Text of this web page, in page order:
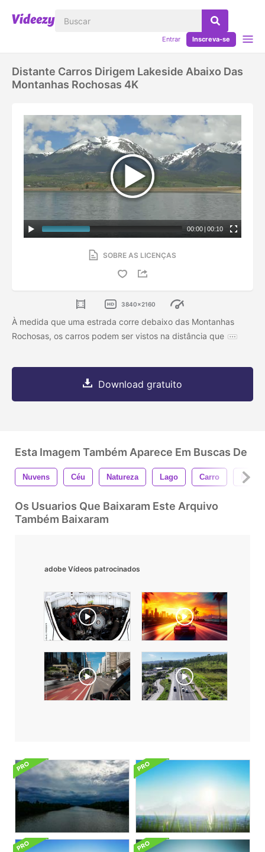
Entrar Inscreva-se
Distante Carros Dirigem Lakeside Abaixo Das
Montanhas Rochosas 4K
00:00 | 00:10
SOBRE AS LICENÇAS
3840x2160
À medida que uma estrada corre debaixo das Montanhas
Rochosas, os carros podem ser vistos na distância que
Download gratuito
Esta Imagem Também Aparece Em Buscas De
Nuvens Céu Natureza Lago Carro
Os Usuarios Que Baixaram Este Arquivo
Também Baixaram
adobe Vídeos patrocinados